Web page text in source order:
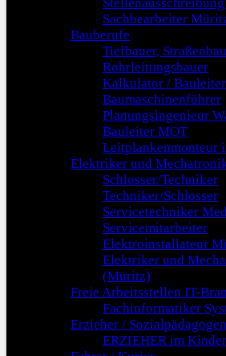
Sachbearbeiter
Bauberufe
Tiefbauer,
Rohrleitungsbauer
Kalkulator / Bauleiter
Baumaschinenführer
Planungsingenieur
Bauleiter MOT
Leitplankenmonteur
Elektriker und
Schlosser/Techniker
Techniker/Schlosser
Servicetechniker
Servicemitarbeiter
Elektroinstallateur
Elektriker und
(Müritz)
Freie Arbeitsstellen IT-
Fachinformatiker
Erzieher / Sozialpädagogen
ERZIEHER im